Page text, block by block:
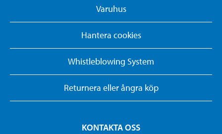
Varuhus
Hantera cookies
Whistleblowing System
Returnera eller ångra köp
KONTAKTA OSS